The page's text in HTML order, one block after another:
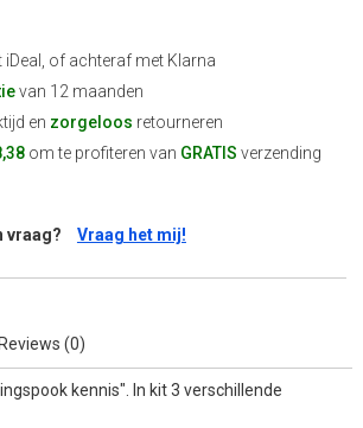
iDeal, of achteraf met Klarna
van 12 maanden
en zorgeloos retourneren
om te profiteren van GRATIS verzending
vraag? Vraag het mij!
Reviews (0)
kennis". In kit 3 verschillende